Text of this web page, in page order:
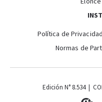
Política de Privacidad
Normas de
Edición N° 8.534 |